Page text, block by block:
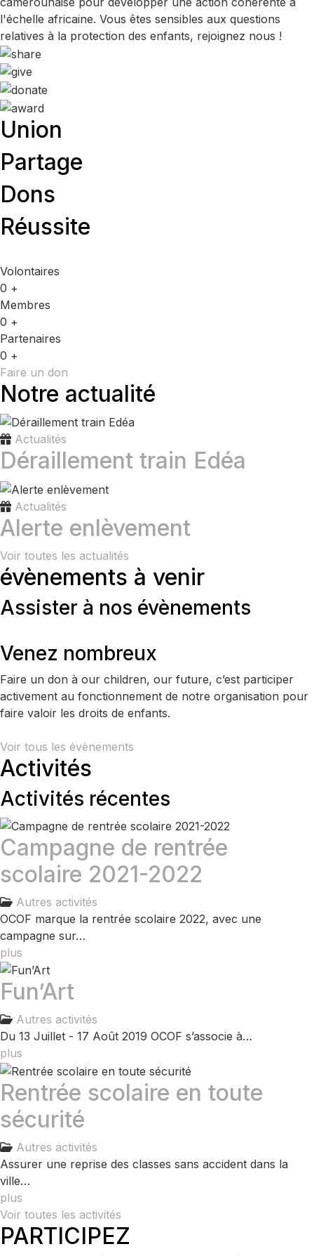
l'échelle africaine. Vous êtes sensibles aux questions
relatives à la protection des enfants, rejoignez nous !
Union
Partage
Dons
Réussite
Volontaires
0 +
Membres
0 +
Partenaires
0 +
Faire un don
Notre actualité
Actualités
Déraillement train Edéa
Actualités
Alerte enlèvement
Voir toutes les actualités
évènements à venir
Assister à nos évènements
Venez nombreux
Faire un don à our children, our future, c’est participer
activement au fonctionnement de notre organisation pour
faire valoir les droits de enfants.
Voir tous les évènements
Activités
Activités récentes
Campagne de rentrée
scolaire 2021-2022
Autres activités
OCOF marque la rentrée scolaire 2022, avec une
campagne sur…
plus
Fun’Art
Autres activités
Du 13 Juillet - 17 Août 2019 OCOF s’associe à…
plus
Rentrée scolaire en toute
sécurité
Autres activités
Assurer une reprise des classes sans accident dans la
ville…
plus
Voir toutes les activités
PARTICIPEZ